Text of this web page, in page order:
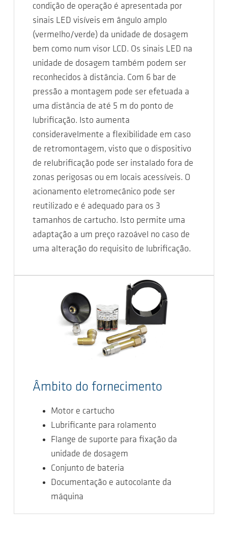
condição de operação é apresentada por
sinais LED visíveis em ângulo amplo
(vermelho/verde) da unidade de dosagem
bem como num visor LCD. Os sinais LED na
unidade de dosagem também podem ser
reconhecidos à distância. Com 6 bar de
pressão a montagem pode ser efetuada a
uma distância de até 5 m do ponto de
lubrificação. Isto aumenta
consideravelmente a flexibilidade em caso
de retromontagem, visto que o dispositivo
de relubrificação pode ser instalado fora de
zonas perigosas ou em locais acessíveis. O
acionamento eletromecânico pode ser
reutilizado e é adequado para os 3
tamanhos de cartucho. Isto permite uma
adaptação a um preço razoável no caso de
uma alteração do requisito de lubrificação.
Âmbito do fornecimento
Motor e cartucho
Lubrificante para rolamento
Flange de suporte para fixação da
unidade de dosagem
Conjunto de bateria
Documentação e autocolante da
máquina